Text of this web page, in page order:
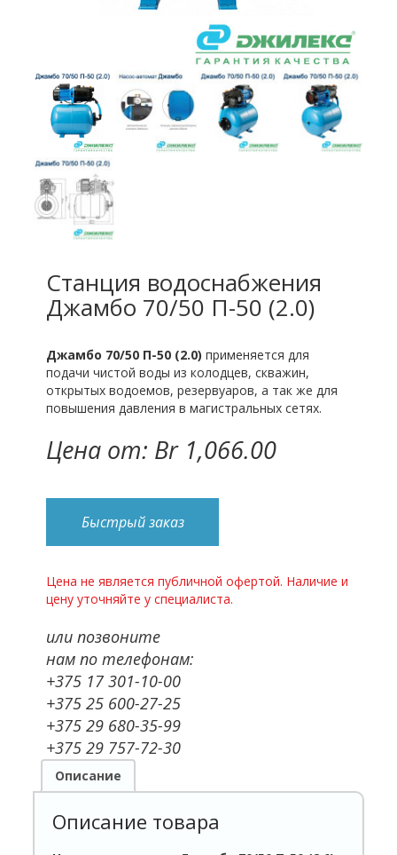
Станция водоснабжения
Джамбо 70/50 П-50 (2.0)
Джамбо 70/50 П-50 (2.0) применяется для
подачи чистой воды из колодцев, скважин,
открытых водоемов, резервуаров, а так же для
повышения давления в магистральных сетях.
Цена от: Br 1,066.00
Быстрый заказ
Цена не является публичной офертой. Наличие и
цену уточняйте у специалиста.
или позвоните
нам по телефонам:
+375 17 301-10-00
+375 25 600-27-25
+375 29 680-35-99
+375 29 757-72-30
Описание
Описание товара